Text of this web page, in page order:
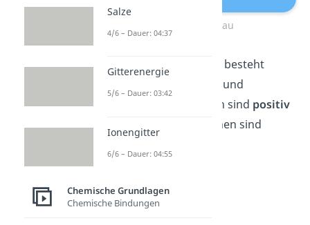
Atom Aufbau
Merke:
Ein Atomkern besteht
und
en sind positiv
ronen sind
Salze
4/6 – Dauer: 04:37
Gitterenergie
5/6 – Dauer: 03:42
Ionengitter
6/6 – Dauer: 04:55
Chemische Grundlagen
Chemische Bindungen